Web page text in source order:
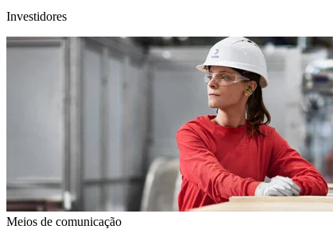
Investidores
Meios de comunicação